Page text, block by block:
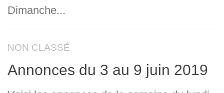
Dimanche...
NON CLASSÉ
Annonces du 3 au 9 juin 2019